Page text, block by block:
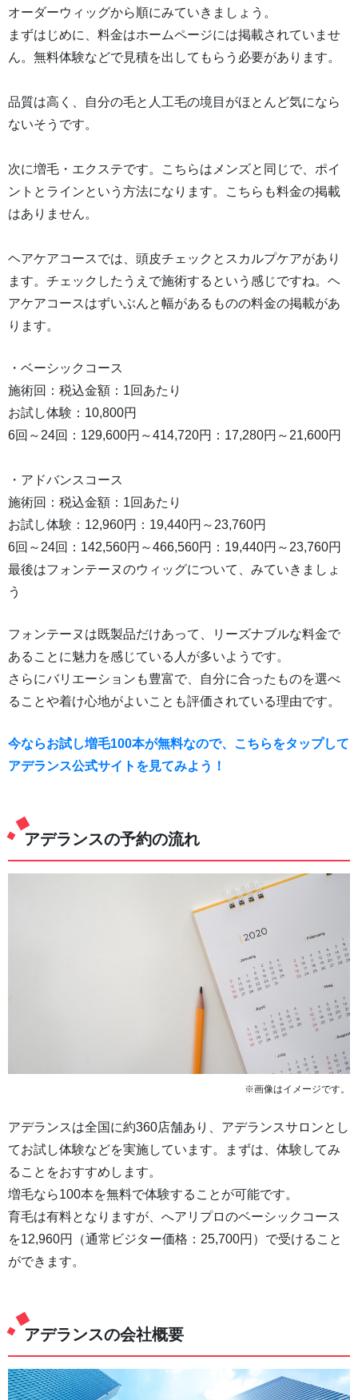
オーダーウィッグから順にみていきましょう。
まずはじめに、料金はホームページには掲載されていませ
ん。無料体験などで見積を出してもらう必要があります。
品質は高く、自分の毛と人工毛の境目がほとんど気になら
ないそうです。
次に増毛・エクステです。こちらはメンズと同じで、ポイ
ントとラインという方法になります。こちらも料金の掲載
はありません。
ヘアケアコースでは、頭皮チェックとスカルプケアがあり
ます。チェックしたうえで施術するという感じですね。ヘ
アケアコースはずいぶんと幅があるものの料金の掲載があ
ります。
・ベーシックコース
施術回：税込金額：1回あたり
お試し体験：10,800円
6回～24回：129,600円～414,720円：17,280円～21,600円
・アドバンスコース
施術回：税込金額：1回あたり
お試し体験：12,960円：19,440円～23,760円
6回～24回：142,560円～466,560円：19,440円～23,760円
最後はフォンテーヌのウィッグについて、みていきましょ
う
フォンテーヌは既製品だけあって、リーズナブルな料金で
あることに魅力を感じている人が多いようです。
さらにバリエーションも豊富で、自分に合ったものを選べ
ることや着け心地がよいことも評価されている理由です。
今ならお試し増毛100本が無料なので、こちらをタップして
アデランス公式サイトを見てみよう！
アデランスの予約の流れ
※画像はイメージです。
アデランスは全国に約360店舗あり、アデランスサロンとし
てお試し体験などを実施しています。まずは、体験してみ
ることをおすすめします。
増毛なら100本を無料で体験することが可能です。
育毛は有料となりますが、へアリプロのベーシックコース
を12,960円（通常ビジター価格：25,700円）で受けること
ができます。
アデランスの会社概要